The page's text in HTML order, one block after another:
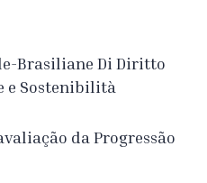
Brasiliane Di Diritto
e Sostenibilità
da Progressão